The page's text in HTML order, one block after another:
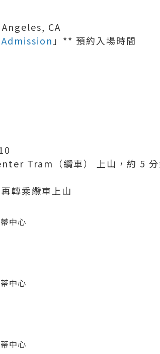
CA
」** 預約入場時間
Tram（纜車） 上山，約 5 分
轉乘纜車上山